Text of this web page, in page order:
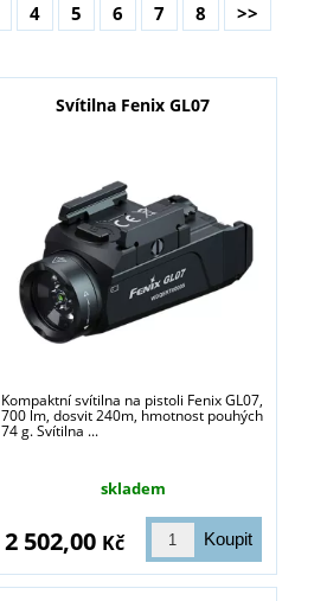
4 5 6 7 8 >>
Svítilna Fenix GL07
Kompaktní svítilna na pistoli Fenix GL07,
700 lm, dosvit 240m, hmotnost pouhých
74 g. Svítilna ...
skladem
2 502,00 Kč